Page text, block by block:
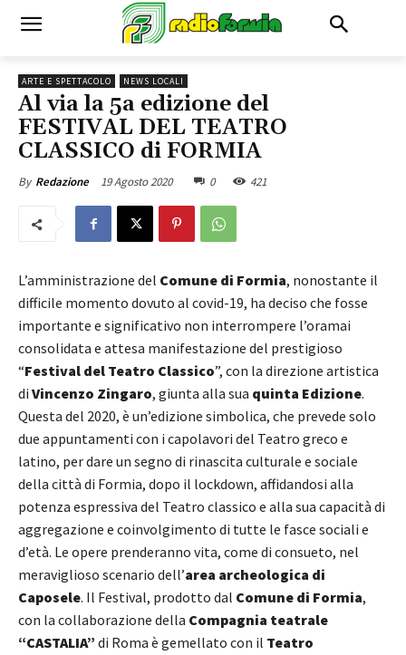
ARTE E SPETTACOLO NEWS LOCALI
Al via la 5a edizione del
FESTIVAL DEL TEATRO
CLASSICO di FORMIA
By Redazione 19 Agosto 2020 0 421
L’amministrazione del Comune di Formia, nonostante il
difficile momento dovuto al covid-19, ha deciso che fosse
importante e significativo non interrompere l’oramai
consolidata e attesa manifestazione del prestigioso
“Festival del Teatro Classico”, con la direzione artistica
di Vincenzo Zingaro, giunta alla sua quinta Edizione.
Questa del 2020, è un’edizione simbolica, che prevede solo
due appuntamenti con i capolavori del Teatro greco e
latino, per dare un segno di rinascita culturale e sociale
della città di Formia, dopo il lockdown, affidandosi alla
potenza espressiva del Teatro classico e alla sua capacità di
aggregazione e coinvolgimento di tutte le fasce sociali e
d’età. Le opere prenderanno vita, come di consueto, nel
meraviglioso scenario dell’area archeologica di
Caposele. Il Festival, prodotto dal Comune di Formia,
con la collaborazione della Compagnia teatrale
“CASTALIA” di Roma è gemellato con il Teatro